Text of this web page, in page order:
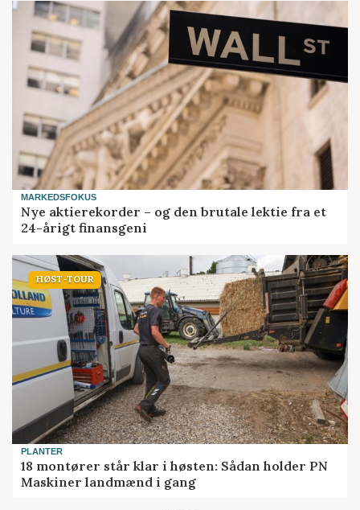
MARKEDSFOKUS
Nye aktierekorder – og den brutale lektie fra et
24-årigt finansgeni
HØST-TOUR
PLANTER
18 montører står klar i høsten: Sådan holder PN
Maskiner landmænd i gang